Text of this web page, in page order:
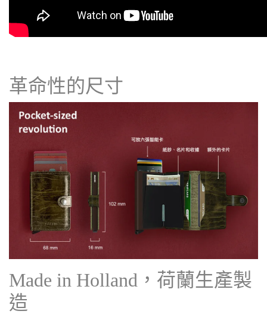
革命性的尺寸
Made in Holland，荷蘭生產製
造